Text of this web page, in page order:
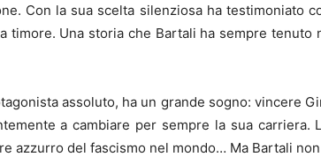
Con la sua scelta silenziosa ha testimoniato
Una storia che Bartali ha sempre tenuto
assoluto, ha un grande sogno: vincere
a cambiare per sempre la sua carriera.
azzurro del fascismo nel mondo… Ma Bartali